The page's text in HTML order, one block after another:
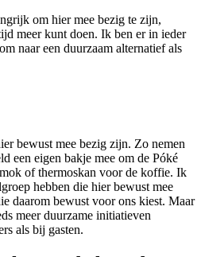
om hier mee bezig te zijn,
meer kunt doen. Ik ben er in ieder
naar een duurzaam alternatief als
bewust mee bezig zijn. Zo nemen
een eigen bakje mee om de Póké
of thermoskan voor de koffie. Ik
hebben die hier bewust mee
daarom bewust voor ons kiest. Maar
meer duurzame initiatieven
als bij gasten.